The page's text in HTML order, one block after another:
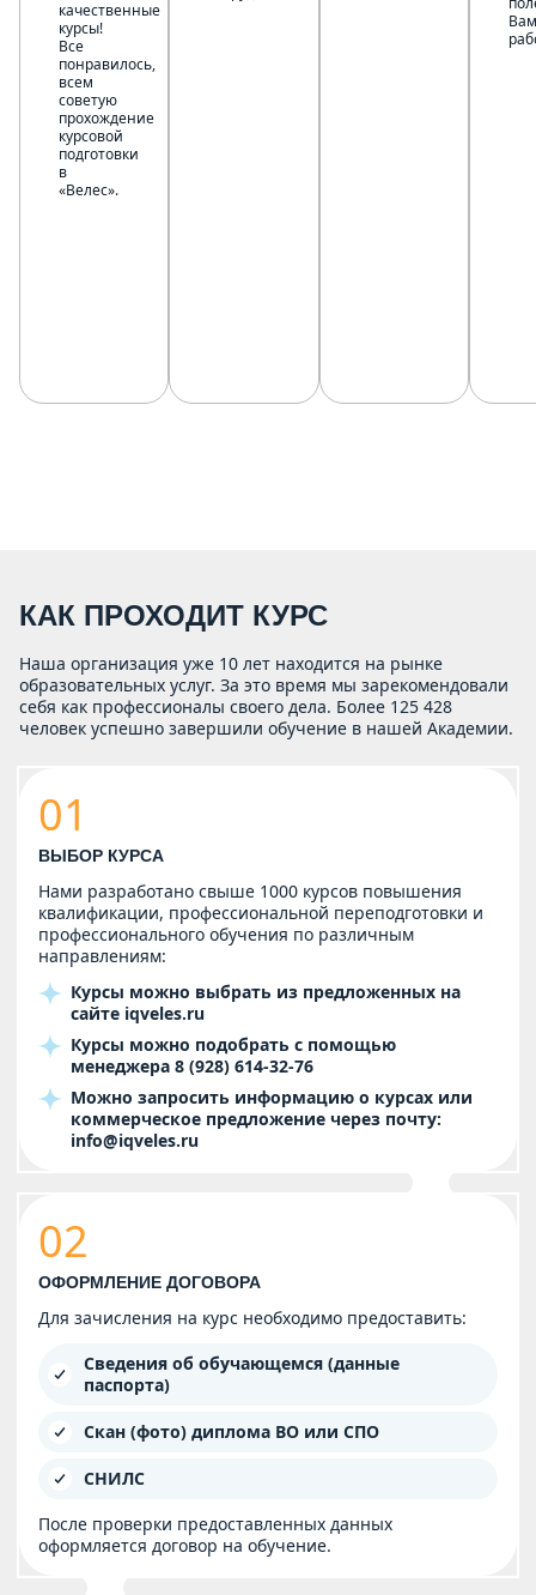
качественные
курсы!
Все
понравилось,
всем
советую
прохождение
курсовой
подготовки
в
«Велес».
КАК ПРОХОДИТ КУРС
Наша организация уже 10 лет находится на рынке
образовательных услуг. За это время мы зарекомендовали
себя как профессионалы своего дела. Более 125 428
человек успешно завершили обучение в нашей Академии.
01
ВЫБОР КУРСА
Нами разработано свыше 1000 курсов повышения
квалификации, профессиональной переподготовки и
профессионального обучения по различным
направлениям:
Курсы можно выбрать из предложенных на
сайте iqveles.ru
Курсы можно подобрать с помощью
менеджера 8 (928) 614-32-76
Можно запросить информацию о курсах или
коммерческое предложение через почту:
info@iqveles.ru
02
ОФОРМЛЕНИЕ ДОГОВОРА
Для зачисления на курс необходимо предоставить:
Сведения об обучающемся (данные
паспорта)
Скан (фото) диплома ВО или СПО
СНИЛС
После проверки предоставленных данных
оформляется договор на обучение.